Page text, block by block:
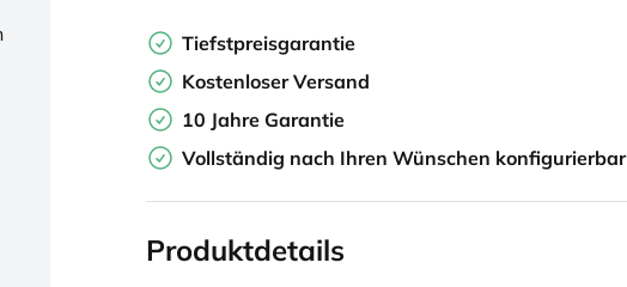
Tiefstpreisgarantie
Kostenloser Versand
10 Jahre Garantie
Vollständig nach Ihren Wünschen konfigurierbar
Produktdetails